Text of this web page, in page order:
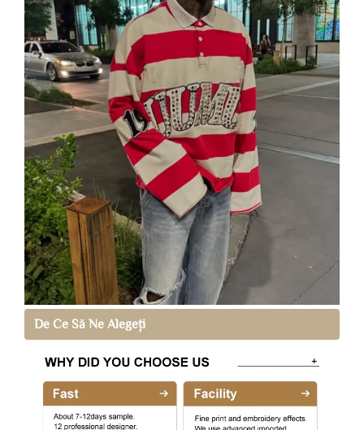
De Ce Să Ne Alegeți